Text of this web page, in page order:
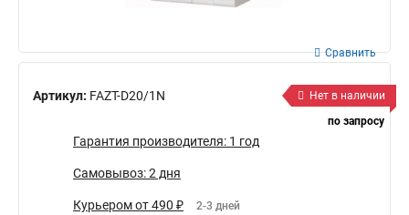
Артикул: FAZT-D20/1N
Сравнить
Нет в наличии
по запросу
Гарантия производителя: 1 год
Самовывоз: 2 дня
Курьером от 490 ₽ 2-3 дней